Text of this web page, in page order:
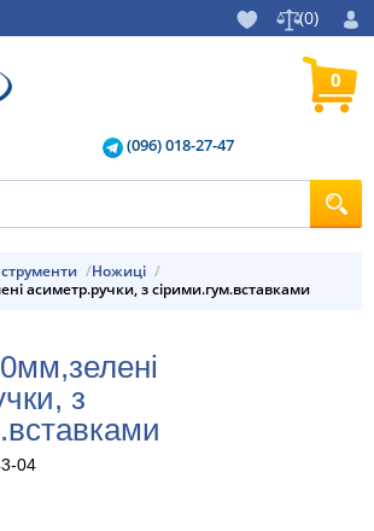
(0)
(096) 018-27-47
0
Ножиці
асиметр.ручки, з сірими.гум.вставками
з
04